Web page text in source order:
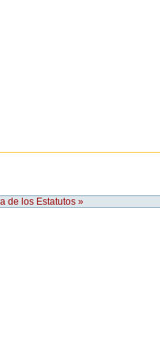
de los Estatutos »